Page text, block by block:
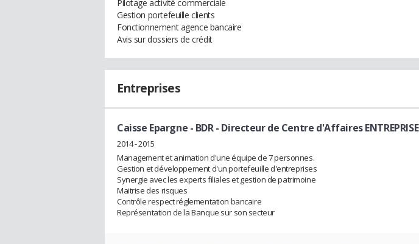
Pilotage activité commerciale
Gestion portefeuille clients
Fonctionnement agence bancaire
Avis sur dossiers de crédit
Entreprises
Caisse Epargne - BDR- Directeur de Centre d'Affaires
2014 - 2015
Management et animation d'une équipe de 7 personnes.
Gestion et développement d'un portefeuille d'entreprises
Synergie avec les experts filiales et gestion de patrimoine
Maitrise des risques
Contrôle respect réglementation bancaire
Représentation de la Banque sur son secteur